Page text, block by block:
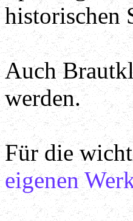
historischen
Auch
werden.
Für die
eigenen